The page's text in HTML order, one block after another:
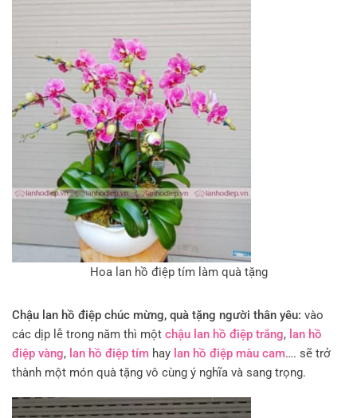
Hoa lan hồ điệp tím làm quà tặng
Chậu lan hồ điệp chúc mừng, quà tặng người thân yêu: vào
các dịp lễ trong năm thì một chậu lan hồ điệp trắng, lan hồ
điệp vàng, lan hồ điệp tím hay lan hồ điệp màu cam…. sẽ trở
thành một món quà tặng vô cùng ý nghĩa và sang trọng.